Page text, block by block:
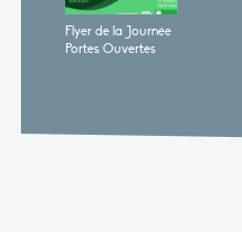
Flyer de la Journée
Portes Ouvertes